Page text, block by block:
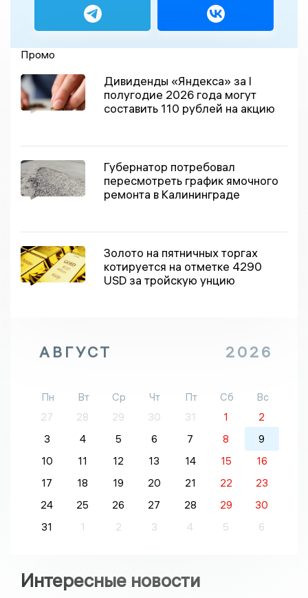
Промо
Дивиденды «Яндекса» за I
полугодие 2026 года могут
составить 110 рублей на акцию
Губернатор потребовал
пересмотреть график ямочного
ремонта в Калининграде
Золото на пятничных торгах
котируется на отметке 4290
USD за тройскую унцию
АВГУСТ 2026
Пн Вт Ср Чт Пт Сб
Вс
27
28 29 30 31 1
2
3
4 5 6 7 8
9
10
11 12 13 14 15
16
17
18 19 20 21 22
23
24
25 26 27 28 29
30
31
1 2 3 4 5 6
Интересные новости